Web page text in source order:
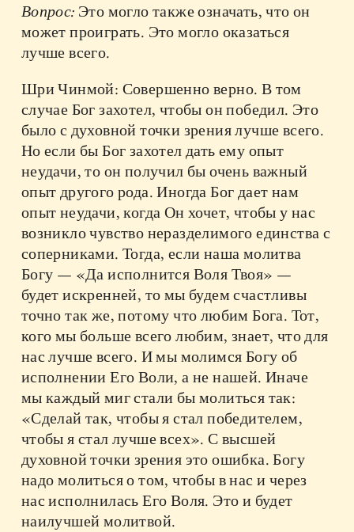
Вопрос: Это могло также означать, что он
может проиграть. Это могло оказаться
лучше всего.
Шри Чинмой: Совершенно верно. В том
случае Бог захотел, чтобы он победил. Это
было с духовной точки зрения лучше всего.
Но если бы Бог захотел дать ему опыт
неудачи, то он получил бы очень важный
опыт другого рода. Иногда Бог дает нам
опыт неудачи, когда Он хочет, чтобы у нас
возникло чувство неразделимого единства с
соперниками. Тогда, если наша молитва
Богу — «Да исполнится Воля Твоя» —
будет искренней, то мы будем счастливы
точно так же, потому что любим Бога. Тот,
кого мы больше всего любим, знает, что для
нас лучше всего. И мы молимся Богу об
исполнении Его Воли, а не нашей. Иначе
мы каждый миг стали бы молиться так:
«Сделай так, чтобы я стал победителем,
чтобы я стал лучше всех». С высшей
духовной точки зрения это ошибка. Богу
надо молиться о том, чтобы в нас и через
нас исполнилась Его Воля. Это и будет
наилучшей молитвой.